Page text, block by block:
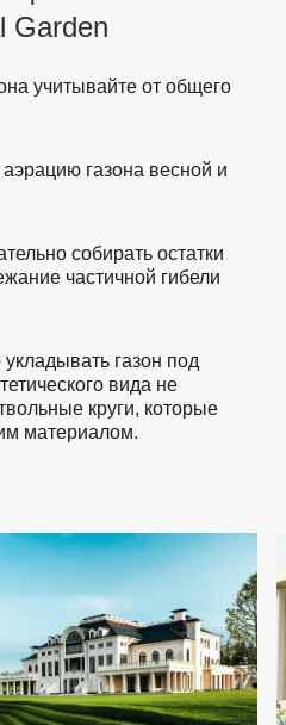
Garden
учитывайте от общего
газона весной и
собирать остатки
частичной гибели
газон под
вида не
круги, которые
материалом.